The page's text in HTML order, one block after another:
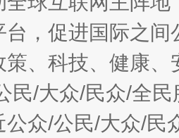
台，促进国际之
策、科技、健康
民/大众/民众/全
公众/公民/大众/民